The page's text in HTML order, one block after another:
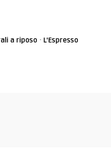
a riposo · L'Espresso